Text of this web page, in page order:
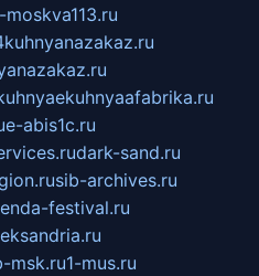
e-abis1c.ru
dark-sand.ru
sib-archives.ru
festival.ru
msk.ru1-mus.ru